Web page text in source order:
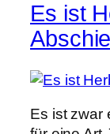
Es ist
Es ist zwar